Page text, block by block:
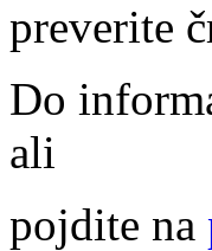
preverite
Do
ali
pojdite na